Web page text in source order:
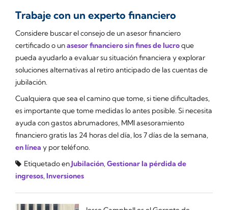
Trabaje con un experto financiero
Considere buscar el consejo de un asesor financiero
certificado o unasesor financiero sin fines de lucroque
pueda ayudarlo a evaluar su situación financiera y explorar
soluciones alternativas al retiro anticipado de las cuentas de
jubilación.
Cualquiera que sea el camino que tome, si tiene dificultades,
es importante que tome medidas lo antes posible. Si necesita
ayuda con gastos abrumadores, MMI asesoramiento
financiero gratis las 24 horas del día, los 7 días de la semana,
en línea y por teléfono.
Etiquetado enJubilación, Gestionar la pérdida de
ingresos, Inversiones